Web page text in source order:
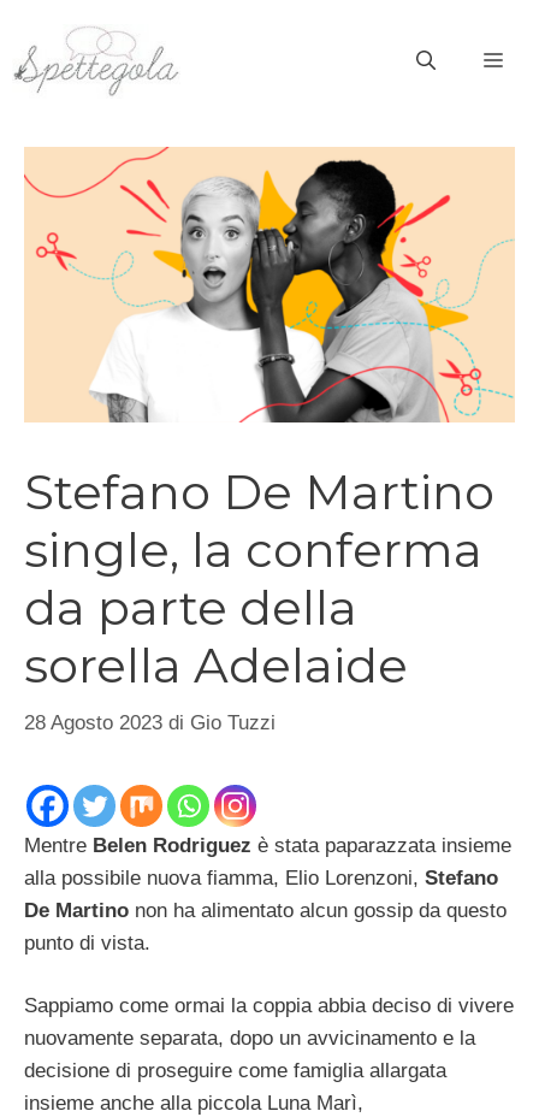
contenuto
Stefano De Martino
single, la conferma
da parte della
sorella Adelaide
28 Agosto 2023 di Gio Tuzzi
Mentre Belen Rodriguez è stata paparazzata insieme
alla possibile nuova fiamma, Elio Lorenzoni, Stefano
De Martino non ha alimentato alcun gossip da questo
punto di vista.
Sappiamo come ormai la coppia abbia deciso di vivere
nuovamente separata, dopo un avvicinamento e la
decisione di proseguire come famiglia allargata
insieme anche alla piccola Luna Marì,